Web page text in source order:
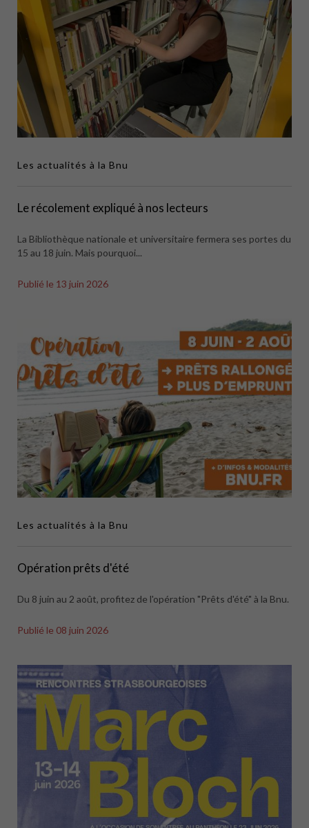
Les actualités à la Bnu
Le récolement expliqué à nos lecteurs
La Bibliothèque nationale et universitaire fermera ses portes du
15 au 18 juin. Mais pourquoi...
Publié le 13 juin 2026
Les actualités à la Bnu
Opération prêts d'été
Du 8 juin au 2 août, profitez de l'opération "Prêts d'été" à la Bnu.
Publié le 08 juin 2026